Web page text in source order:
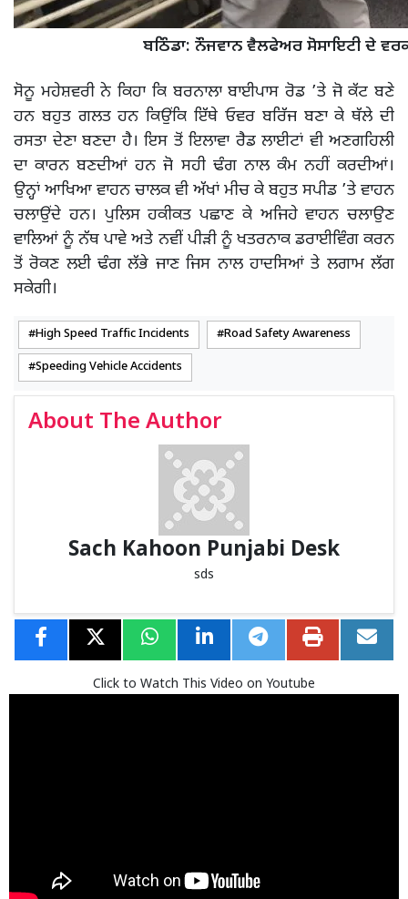
ਬਠਿੰਡਾ: ਨੌਜਵਾਨ ਵੈਲਫੇਅਰ ਸੋਸਾਇਟੀ ਦੇ
ਸੋਨੂ ਮਹੇਸ਼ਵਰੀ ਨੇ ਕਿਹਾ ਕਿ ਬਰਨਾਲਾ ਬਾਈਪਾਸ ਰੋਡ ’ਤੇ ਜੋ ਕੱਟ ਬਣੇ
ਹਨ ਬਹੁਤ ਗਲਤ ਹਨ ਕਿਉਂਕਿ ਇੱਥੇ ਓਵਰ ਬਰਿੱਜ ਬਣਾ ਕੇ ਥੱਲੇ ਦੀ
ਰਸਤਾ ਦੇਣਾ ਬਣਦਾ ਹੈ। ਇਸ ਤੋਂ ਇਲਾਵਾ ਰੈਡ ਲਾਈਟਾਂ ਵੀ ਅਣਗਹਿਲੀ
ਦਾ ਕਾਰਨ ਬਣਦੀਆਂ ਹਨ ਜੋ ਸਹੀ ਢੰਗ ਨਾਲ ਕੰਮ ਨਹੀਂ ਕਰਦੀਆਂ।
ਉਨ੍ਹਾਂ ਆਖਿਆ ਵਾਹਨ ਚਾਲਕ ਵੀ ਅੱਖਾਂ ਮੀਚ ਕੇ ਬਹੁਤ ਸਪੀਡ ’ਤੇ ਵਾਹਨ
ਚਲਾਉਂਦੇ ਹਨ। ਪੁਲਿਸ ਹਕੀਕਤ ਪਛਾਣ ਕੇ ਅਜਿਹੇ ਵਾਹਨ ਚਲਾਉਣ
ਵਾਲਿਆਂ ਨੂੰ ਨੱਥ ਪਾਵੇ ਅਤੇ ਨਵੀਂ ਪੀੜੀ ਨੂੰ ਖਤਰਨਾਕ ਡਰਾਈਵਿੰਗ ਕਰਨ
ਤੋਂ ਰੋਕਣ ਲਈ ਢੰਗ ਲੱਭੇ ਜਾਣ ਜਿਸ ਨਾਲ ਹਾਦਸਿਆਂ ਤੇ ਲਗਾਮ ਲੱਗ
ਸਕੇਗੀ।
High Speed Traffic Incidents Road Safety Awareness
Speeding Vehicle Accidents
About The Author
Sach Kahoon Punjabi Desk
sds
Click to Watch This Video on Youtube